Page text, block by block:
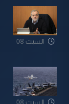
السبت 08
السبت 08